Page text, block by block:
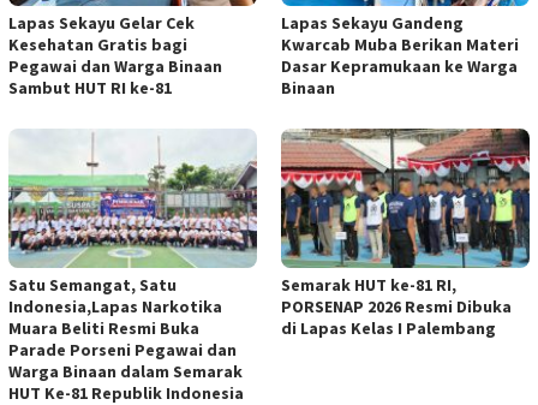
Lapas Sekayu Gelar Cek
Kesehatan Gratis bagi
Pegawai dan Warga Binaan
Sambut HUT RI ke-81
Lapas Sekayu Gandeng
Kwarcab Muba Berikan Materi
Dasar Kepramukaan ke Warga
Binaan
Satu Semangat, Satu
Indonesia,Lapas Narkotika
Muara Beliti Resmi Buka
Parade Porseni Pegawai dan
Warga Binaan dalam Semarak
HUT Ke-81 Republik Indonesia
Semarak HUT ke-81 RI,
PORSENAP 2026 Resmi Dibuka
di Lapas Kelas I Palembang